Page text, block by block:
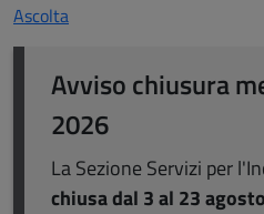
Ascolta
Avviso chiusura
2026
La Sezione Servizi per
chiusa dal 3 al 23